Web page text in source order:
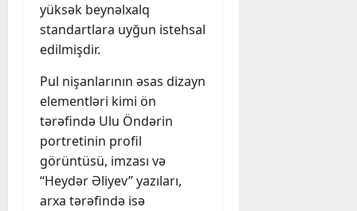
yüksək beynəlxalq
standartlara uyğun istehsal
edilmişdir.
Pul nişanlarının əsas dizayn
elementləri kimi ön
tərəfində Ulu Öndərin
portretinin profil
görüntüsü, imzası və
“Heydər Əliyev” yazıları,
arxa tərəfində isə